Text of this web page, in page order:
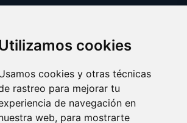
cookies
cookies y otras técnicas
rastreo para mejorar tu
de navegación en
web, para mostrarte